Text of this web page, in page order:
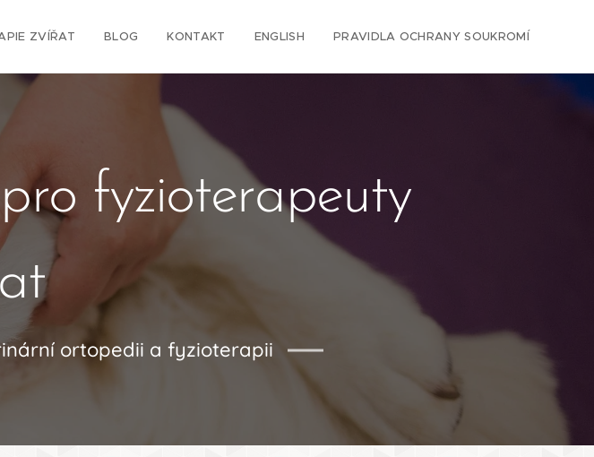
ZVÍŘAT BLOG KONTAKT ENGLISH PRAVIDLA OCHRANY SOUKROMÍ
fyzioterapeuty
ortopedii a fyzioterapii